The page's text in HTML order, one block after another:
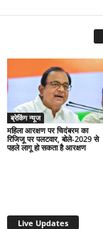
ब्रेकिंग न्यूज
महिला आरक्षण पर चिदंबरम का
रिजिजू पर पलटवार, बोले-2029 से
पहले लागू हो सकता है आरक्षण
Live Updates